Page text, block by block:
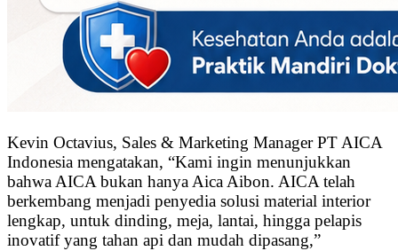
Kevin Octavius, Sales & Marketing Manager PT AICA
Indonesia mengatakan, “Kami ingin menunjukkan
bahwa AICA bukan hanya Aica Aibon. AICA telah
berkembang menjadi penyedia solusi material interior
lengkap, untuk dinding, meja, lantai, hingga pelapis
inovatif yang tahan api dan mudah dipasang,”